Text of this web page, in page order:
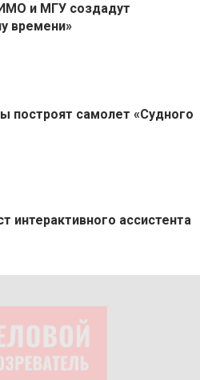
и МГУ создадут
времени»
построят самолет «Судного
интерактивного ассистента